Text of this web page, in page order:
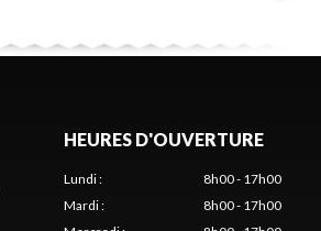
HEURES D'OUVERTURE
Lundi:
8h00 - 17h00
Mardi:
8h00 - 17h00